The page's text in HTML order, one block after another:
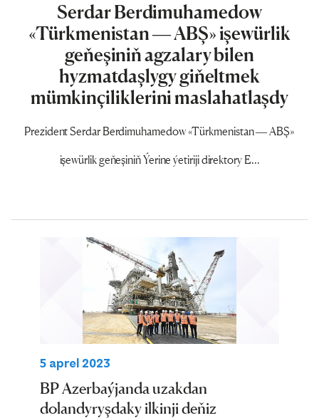
Serdar Berdimuhamedow
«Türkmenistan — ABŞ» işewürlik
geňeşiniň agzalary bilen
hyzmatdaşlygy giňeltmek
mümkinçiliklerini maslahatlaşdy
Prezident Serdar Berdimuhamedow «Türkmenistan — ABŞ»
işewürlik geňeşiniň Ýerine ýetiriji direktory E...
5 aprel 2023
BP Azerbaýjanda uzakdan
dolandyryşdaky ilkinji deňiz